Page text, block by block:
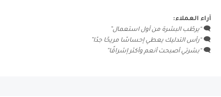
آراء العملاء:
🗨️“يرطّب البشرة من أول استعمال”
🗨️“رأس التدليك يعطي إحساسًا مريحًا جدًا”
🗨️“بشرتي أصبحت أنعم وأكثر إشراقًا”